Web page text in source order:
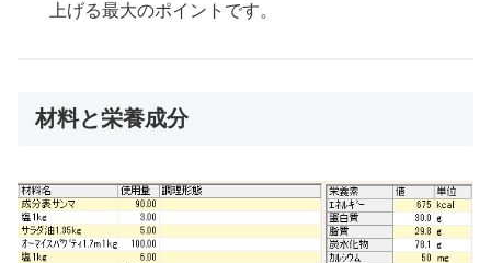
上げる最大のポイントです。
材料と栄養成分